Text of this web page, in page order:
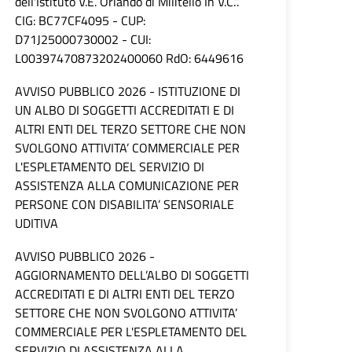
CIG: BC77CF4095 - CUP:
D71J25000730002 - CUI:
L00397470873202400060 RdO: 6449616
AVVISO PUBBLICO 2026 - ISTITUZIONE DI
UN ALBO DI SOGGETTI ACCREDITATI E DI
ALTRI ENTI DEL TERZO SETTORE CHE NON
SVOLGONO ATTIVITA’ COMMERCIALE PER
L'ESPLETAMENTO DEL SERVIZIO DI
ASSISTENZA ALLA COMUNICAZIONE PER
PERSONE CON DISABILITA’ SENSORIALE
UDITIVA
AVVISO PUBBLICO 2026 -
AGGIORNAMENTO DELL’ALBO DI SOGGETTI
ACCREDITATI E DI ALTRI ENTI DEL TERZO
SETTORE CHE NON SVOLGONO ATTIVITA’
COMMERCIALE PER L'ESPLETAMENTO DEL